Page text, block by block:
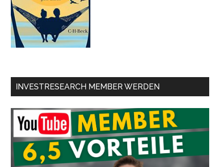
INVESTRESEARCH MEMBER WERDEN